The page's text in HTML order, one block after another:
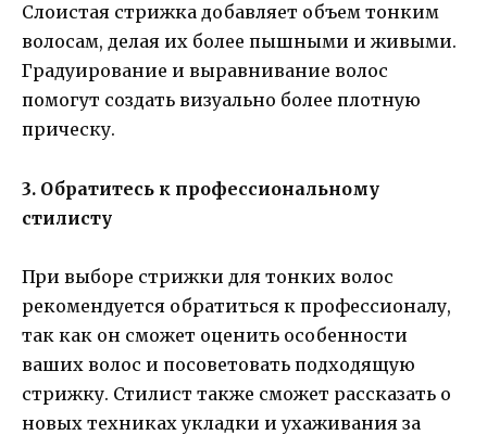
Слоистая стрижка добавляет объем тонким
волосам, делая их более пышными и живыми.
Градуирование и выравнивание волос
помогут создать визуально более плотную
прическу.
3. Обратитесь к профессиональному
стилисту
При выборе стрижки для тонких волос
рекомендуется обратиться к профессионалу,
так как он сможет оценить особенности
ваших волос и посоветовать подходящую
стрижку. Стилист также сможет рассказать о
новых техниках укладки и ухаживания за